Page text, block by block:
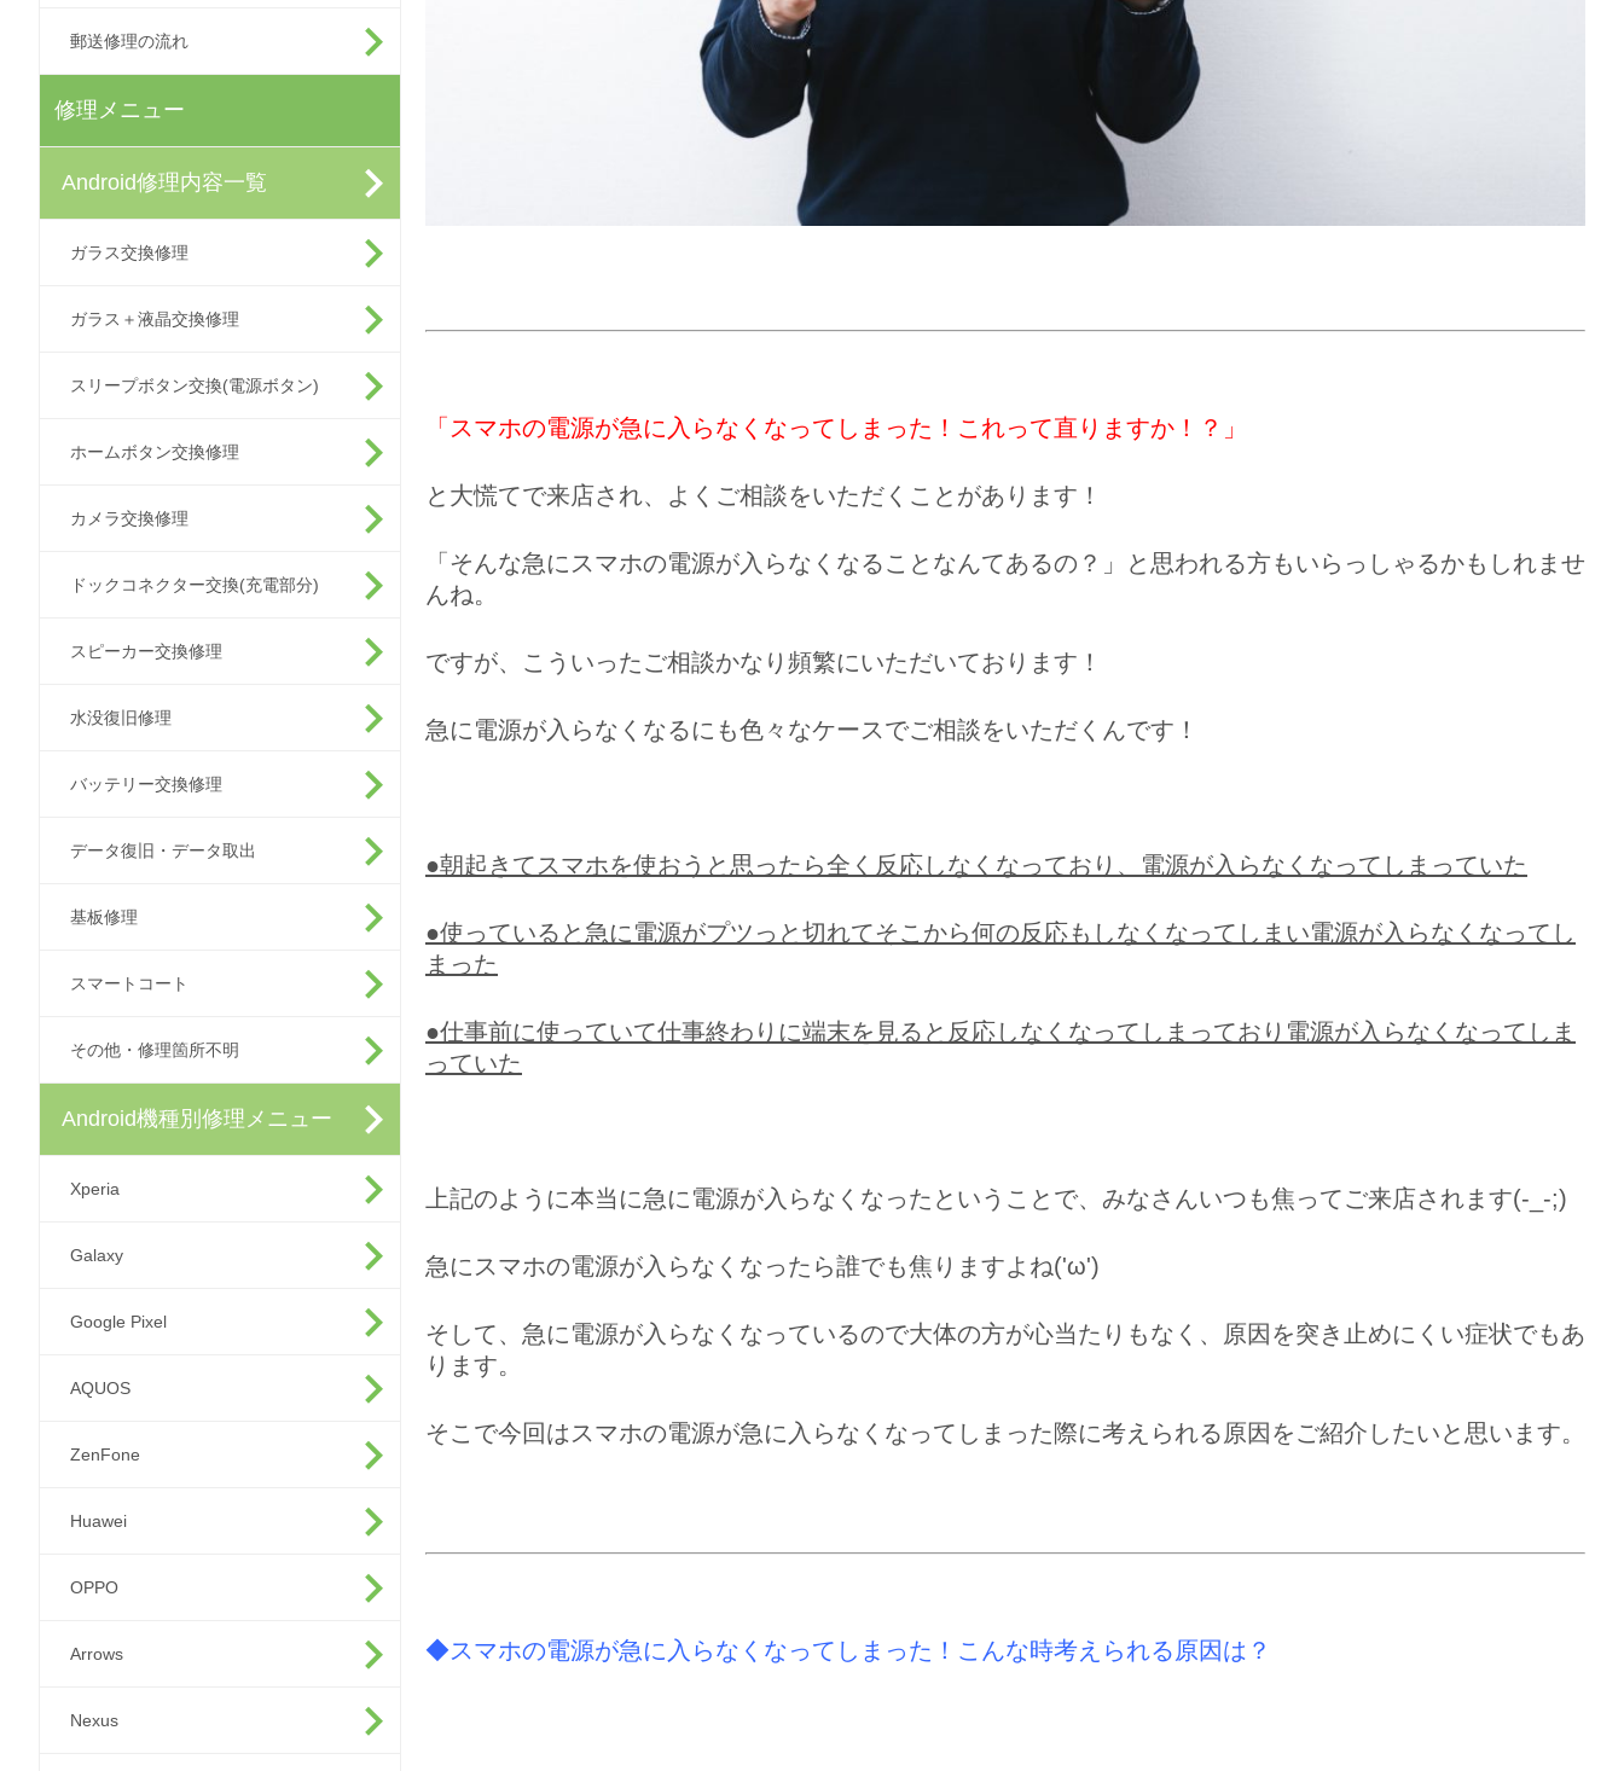
郵送修理の流れ
修理メニュー
Android修理内容一覧
ガラス交換修理
ガラス＋液晶交換修理
スリープボタン交換(電源ボタン)
ホームボタン交換修理
カメラ交換修理
ドックコネクター交換(充電部分)
スピーカー交換修理
水没復旧修理
バッテリー交換修理
データ復旧・データ取出
基板修理
スマートコート
その他・修理箇所不明
Android機種別修理メニュー
Xperia
Galaxy
Google Pixel
AQUOS
ZenFone
Huawei
OPPO
Arrows
Nexus
「スマホの電源が急に入らなくなってしまった！これって直りますか！？」
と大慌てで来店され、よくご相談をいただくことがあります！
「そんな急にスマホの電源が入らなくなることなんてあるの？」と思われる方もいらっしゃるかもしれませ
んね。
ですが、こういったご相談かなり頻繁にいただいております！
急に電源が入らなくなるにも色々なケースでご相談をいただくんです！
●朝起きてスマホを使おうと思ったら全く反応しなくなっており、電源が入らなくなってしまっていた
●使っていると急に電源がプツっと切れてそこから何の反応もしなくなってしまい電源が入らなくなってし
まった
●仕事前に使っていて仕事終わりに端末を見ると反応しなくなってしまっており電源が入らなくなってしま
っていた
上記のように本当に急に電源が入らなくなったということで、みなさんいつも焦ってご来店されます(-_-;)
急にスマホの電源が入らなくなったら誰でも焦りますよね('ω')
そして、急に電源が入らなくなっているので大体の方が心当たりもなく、原因を突き止めにくい症状でもあ
ります。
そこで今回はスマホの電源が急に入らなくなってしまった際に考えられる原因をご紹介したいと思います。
◆スマホの電源が急に入らなくなってしまった！こんな時考えられる原因は？